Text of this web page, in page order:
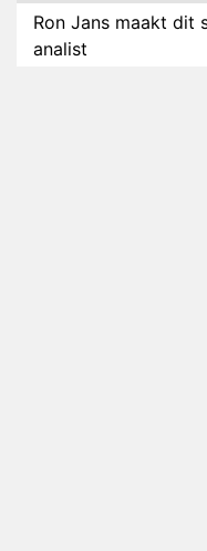
Ron Jans maakt dit
analist